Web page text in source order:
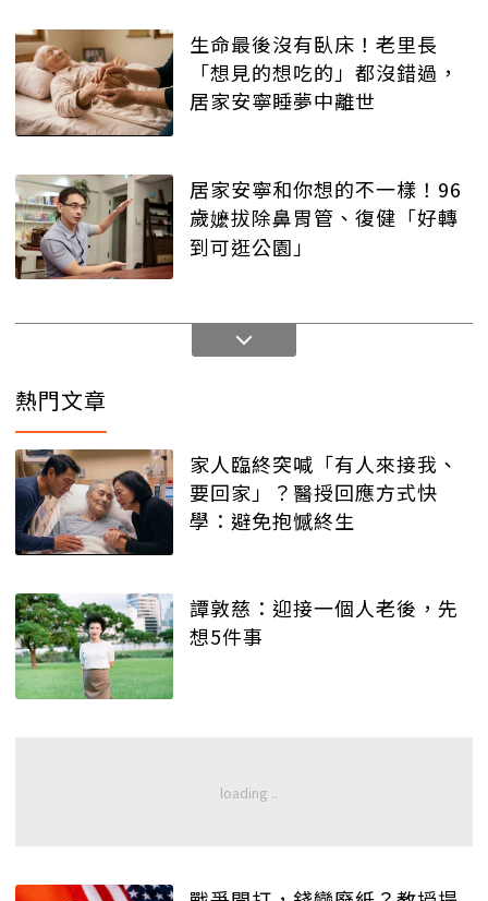
生命最後沒有臥床！老里長
「想見的想吃的」都沒錯過，
居家安寧睡夢中離世
居家安寧和你想的不一樣！96
歲嬷拔除鼻胃管、復健「好轉
到可逛公園」
熱門文章
家人臨終突喊「有人來接我、
要回家」？醫授回應方式快
學：避免抱憾終生
譚敦慈：迎接一個人老後，先
想5件事